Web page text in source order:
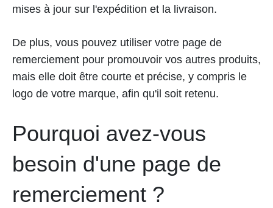
mises à jour sur l'expédition et la livraison.
De plus, vous pouvez utiliser votre page de
remerciement pour promouvoir vos autres produits,
mais elle doit être courte et précise, y compris le
logo de votre marque, afin qu'il soit retenu.
Pourquoi avez-vous
besoin d'une page de
remerciement ?